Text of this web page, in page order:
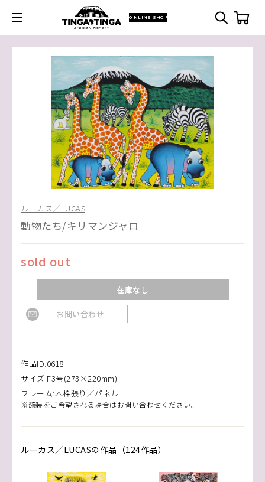
ONLINE SHOP
ルーカス／LUCAS
動物たち/キリマンジャロ
sold out
在庫なし
お問い合わせ
作品ID:0618
サイズ:F3号(273×220mm)
フレーム:木枠張り／パネル
※額装をご希望される場合はお問い合わせください。
ルーカス／LUCASの作品（124作品）